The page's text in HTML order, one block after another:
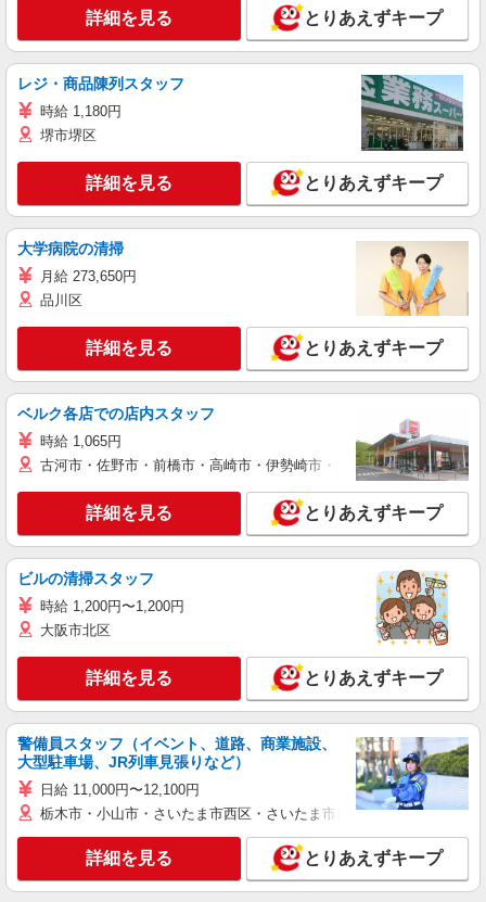
詳細を見る とりあえずキープ
レジ・商品陳列スタッフ
時給 1,180円
堺市堺区
詳細を見る とりあえずキープ
大学病院の清掃
月給 273,650円
品川区
詳細を見る とりあえずキープ
ベルク各店での店内スタッフ
時給 1,065円
古河市・佐野市・前橋市・高崎市・伊勢崎市・太田市・館林市・藤
詳細を見る とりあえずキープ
ビルの清掃スタッフ
時給 1,200円〜1,200円
大阪市北区
詳細を見る とりあえずキープ
警備員スタッフ（イベント、道路、商業施設、
大型駐車場、JR列車見張りなど）
日給 11,000円〜12,100円
栃木市・小山市・さいたま市西区・さいたま市岩槻区・久喜市・蓮田
詳細を見る とりあえずキープ